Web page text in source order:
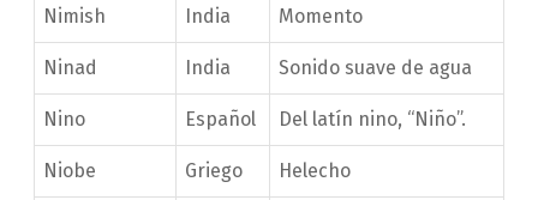
Nimish India Momento
Ninad India Sonido suave de agua
Nino Español Del latín nino, “Niño”.
Niobe Griego Helecho